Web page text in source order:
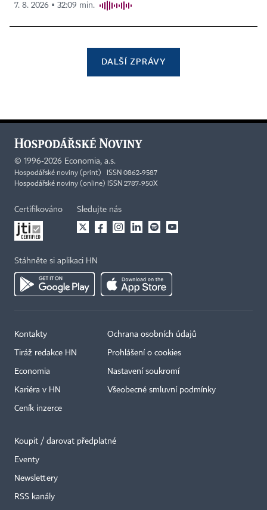
7. 8. 2026 ▪ 32:09 min.
DALŠÍ ZPRÁVY
© 1996-2026 Economia, a.s.
Hospodářské noviny (print) ISSN 0862-9587
Hospodářské noviny (online) ISSN 2787-950X
Certifikováno Sledujte nás
Stáhněte si aplikaci HN
Kontakty
Tiráž redakce HN
Economia
Kariéra v HN
Ceník inzerce
Ochrana osobních údajů
Prohlášení o cookies
Nastavení soukromí
Všeobecné smluvní podmínky
Koupit / darovat předplatné
Eventy
Newslettery
RSS kanály